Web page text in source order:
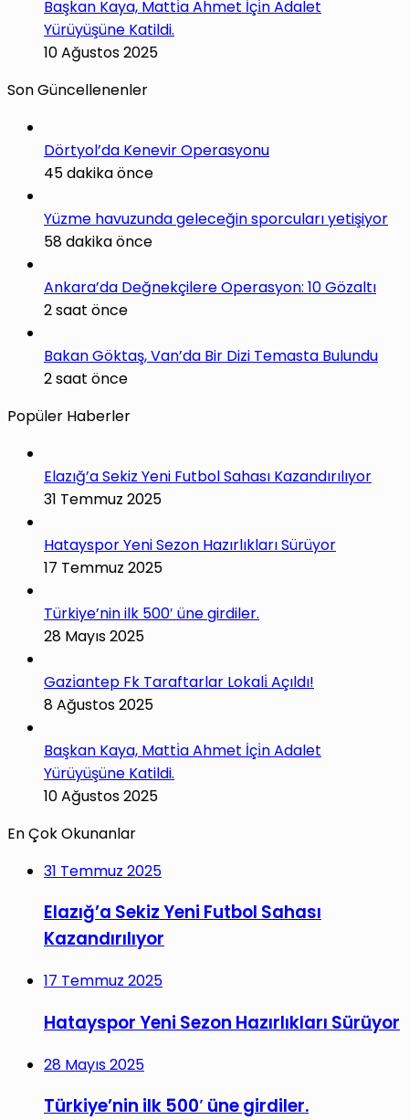
Başkan Kaya, Matti̇a Ahmet İçi̇n Adalet
Yürüyüşüne Katildi.
10 Ağustos 2025
Son Güncellenenler
Dörtyol’da Kenevir Operasyonu
45 dakika önce
Yüzme havuzunda geleceğin sporcuları yetişiyor
58 dakika önce
Ankara’da Değnekçilere Operasyon: 10 Gözaltı
2 saat önce
Bakan Göktaş, Van’da Bir Dizi Temasta Bulundu
2 saat önce
Popüler Haberler
Elazığ’a Sekiz Yeni Futbol Sahası Kazandırılıyor
31 Temmuz 2025
Hatayspor Yeni Sezon Hazırlıkları Sürüyor
17 Temmuz 2025
Türkiye’nin ilk 500′ üne girdiler.
28 Mayıs 2025
Gazi̇antep Fk Taraftarlar Lokali̇ Açıldı!
8 Ağustos 2025
Başkan Kaya, Matti̇a Ahmet İçi̇n Adalet
Yürüyüşüne Katildi.
10 Ağustos 2025
En Çok Okunanlar
31 Temmuz 2025
Elazığ’a Sekiz Yeni Futbol Sahası
Kazandırılıyor
17 Temmuz 2025
Hatayspor Yeni Sezon Hazırlıkları Sürüyor
28 Mayıs 2025
Türkiye’nin ilk 500′ üne girdiler.